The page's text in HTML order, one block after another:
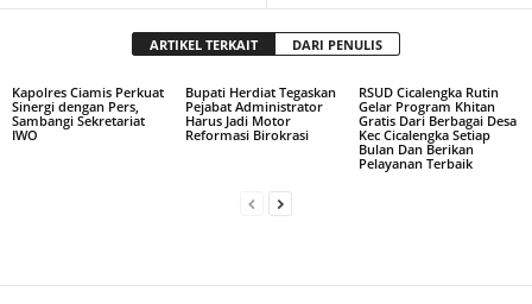
ARTIKEL TERKAIT DARI PENULIS
Kapolres Ciamis Perkuat
Sinergi dengan Pers,
Sambangi Sekretariat
IWO
Bupati Herdiat Tegaskan
Pejabat Administrator
Harus Jadi Motor
Reformasi Birokrasi
RSUD Cicalengka Rutin
Gelar Program Khitan
Gratis Dari Berbagai Desa
Kec Cicalengka Setiap
Bulan Dan Berikan
Pelayanan Terbaik